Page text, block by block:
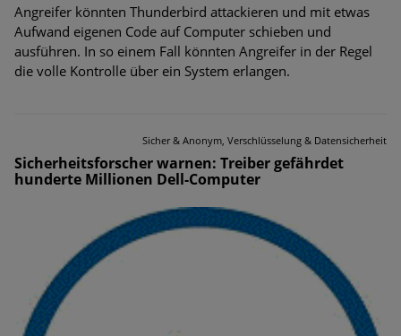
Angreifer könnten Thunderbird attackieren und mit etwas
Aufwand eigenen Code auf Computer schieben und
ausführen. In so einem Fall könnten Angreifer in der Regel
die volle Kontrolle über ein System erlangen.
Sicher & Anonym, Verschlüsselung & Datensicherheit
Sicherheitsforscher warnen: Treiber gefährdet
hunderte Millionen Dell-Computer